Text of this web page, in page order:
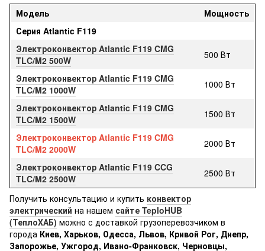
Модель
Мощность
Серия Atlantic F119
Электроконвектор Atlantic F119 CMG
TLC/M2 500W
500 Вт
Электроконвектор Atlantic F119 CMG
TLC/M2 1000W
1000 Вт
Электроконвектор Atlantic F119 CMG
TLC/M2 1500W
1500 Вт
Электроконвектор Atlantic F119 CMG
TLC/M2 2000W
2000 Вт
Электроконвектор Atlantic F119 CCG
TLC/M2 2500W
2500 Вт
Получить консультацию и купить конвектор
электрический на нашем сайте TeploHUB
(ТеплоХАБ) можно с доставкой грузоперевозчиком в
города Киев, Харьков, Одесса, Львов, Кривой Рог, Днепр,
Запорожье, Ужгород, Ивано-Франковск, Черновцы,